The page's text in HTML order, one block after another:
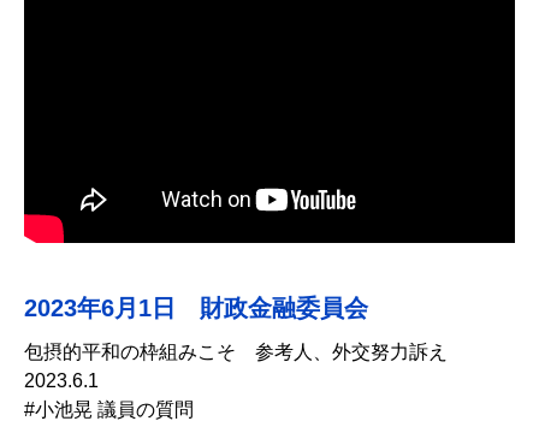
2023年6月1日 財政金融委員会
包摂的平和の枠組みこそ 参考人、外交努力訴え
2023.6.1
#小池晃 議員の質問